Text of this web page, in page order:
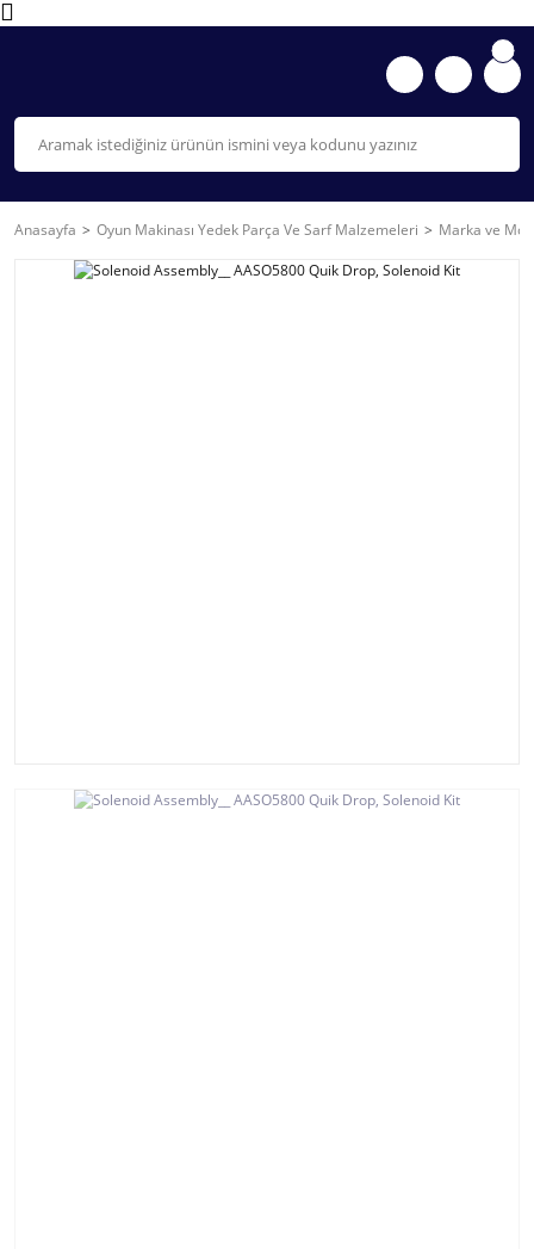
Anasayfa Oyun Makinası Yedek Parça Ve Sarf Malzemeleri Marka ve